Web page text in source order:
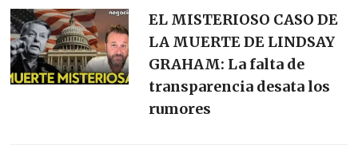
EL MISTERIOSO CASO DE
LA MUERTE DE LINDSAY
GRAHAM: La falta de
transparencia desata los
rumores